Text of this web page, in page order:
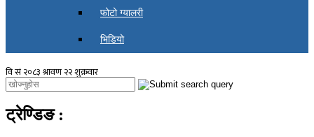
फोटो ग्यालरी
भिडियो
ट्रेण्डिङ :